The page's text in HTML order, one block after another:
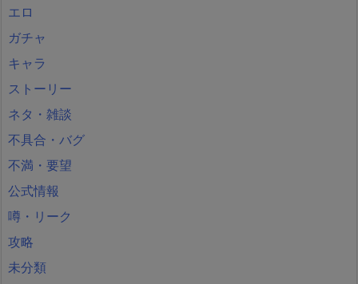
エロ
ガチャ
キャラ
ストーリー
ネタ・雑談
不具合・バグ
不満・要望
公式情報
噂・リーク
攻略
未分類